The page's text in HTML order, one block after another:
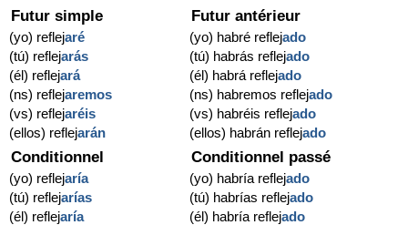
Futur simple
(yo) reflejaré
(tú) reflejarás
(él) reflejará
(ns) reflejaremos
(vs) reflejaréis
(ellos) reflejarán
Futur antérieur
(yo) habré reflejado
(tú) habrás reflejado
(él) habrá reflejado
(ns) habremos reflejado
(vs) habréis reflejado
(ellos) habrán reflejado
Conditionnel
(yo) reflejaría
(tú) reflejarías
(él) reflejaría
Conditionnel passé
(yo) habría reflejado
(tú) habrías reflejado
(él) habría reflejado